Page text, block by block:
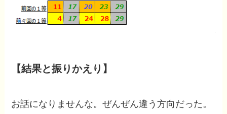
【結果と振りかえり】
お話になりませんな。ぜんぜん違う方向だった。